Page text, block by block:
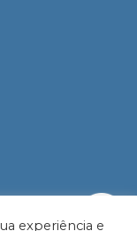
experiência e